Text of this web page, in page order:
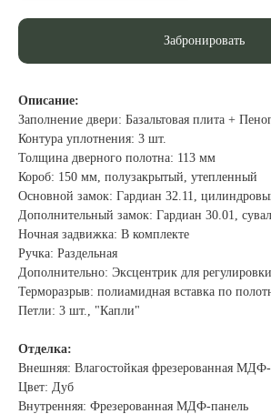
Забронировать
Описание:
Заполнение двери: Базальтовая плита +
Контура уплотнения: 3 шт.
Толщина дверного полотна: 113 мм
Короб: 150 мм, полузакрытый, утепленный
Основной замок: Гардиан 32.11,
Дополнительный замок: Гардиан 30.01,
Ночная задвижка: В комплекте
Ручка: Раздельная
Дополнительно: Эксцентрик для
Терморазрыв: полиамидная вставка по
Петли: 3 шт., "Капли"
Отделка:
Внешняя: Влагостойкая фрезерованная
Цвет: Дуб
Внутренняя: Фрезерованная МДФ-панель